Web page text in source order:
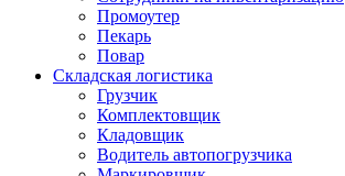
Промоутер
Пекарь
Повар
Складская логистика
Грузчик
Комплектовщик
Кладовщик
Водитель автопогрузчика